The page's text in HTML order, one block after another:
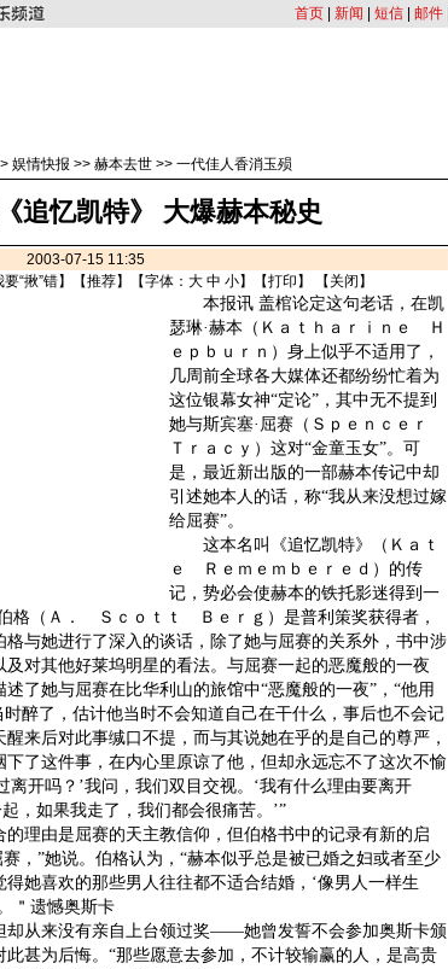
首页 新闻 短信 邮件
娱情快报 >> 赫本去世 >> 一代佳人香消玉殒
追忆凯特》 大爆赫本秘史
2003-07-15 11:35
要“揪”错】【推荐】【字体： 大 中 小】【打印 】 【 关闭 】
本报讯 盖棺论定这句老话，在凯
瑟琳·赫本（Ｋａｔｈａｒｉｎｅ Ｈ
ｅｐｂｕｒｎ）身上似乎不适用了，
几周前全球各大媒体还都纷纷忙着为
这位银幕女神“定论”，其中无不提到
她与斯宾塞·屈赛（Ｓｐｅｎｃｅｒ
Ｔｒａｃｙ）这对“金童玉女”。可
是，最近新出版的一部赫本传记中却
引述她本人的话，称“我从来没想过嫁
给屈赛”。
这本名叫《追忆凯特》（Ｋａｔ
ｅ Ｒｅｍｅｍｂｅｒｅｄ）的传
记，势必会使赫本的铁托影迷得到一
格（Ａ． Ｓｃｏｔｔ Ｂｅｒｇ）是普利策奖获得者，
格与她进行了深入的谈话，除了她与屈赛的关系外，书中涉
对其他好莱坞明星的看法。与屈赛一起的恶魔般的一夜
她与屈赛在比华利山的旅馆中“恶魔般的一夜”，“他用
醉了，估计他当时不会知道自己在干什么，事后也不会记
来后对此事缄口不提，而与其说她在乎的是自己的尊严，
了这件事，在内心里原谅了他，但却永远忘不了这次不愉
离开吗？’我问，我们双目交视。‘我有什么理由要离开
，如果我走了，我们都会很痛苦。’”
由是屈赛的天主教信仰，但伯格书中的记录有新的启
，”她说。伯格认为，“赫本似乎总是被已婚之妇或者至少
她喜欢的那些男人往往都不适合结婚，‘像男人一样生
＂遗憾奥斯卡
从来没有亲自上台领过奖——她曾发誓不会参加奥斯卡颁
甚为后悔。“那些愿意去参加，不计较输赢的人，是高贵